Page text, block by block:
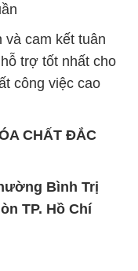
và cam kết tuân
trợ tốt nhất cho
công việc cao
CHẤT ĐẮC
Bình Trị
TP. Hồ Chí